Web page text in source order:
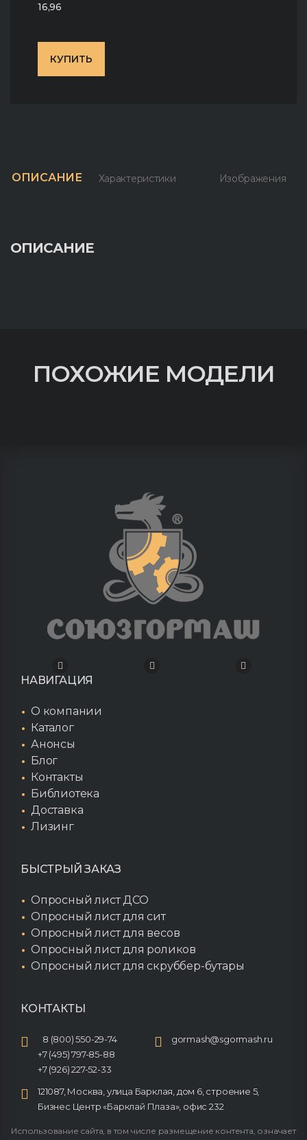
16,96
КУПИТЬ
ОПИСАНИЕ Характеристики Изображения
ОПИСАНИЕ
ПОХОЖИЕ МОДЕЛИ
НАВИГАЦИЯ
О компании
Каталог
Анонсы
Блог
Контакты
Библиотека
Доставка
Лизинг
БЫСТРЫЙ ЗАКАЗ
Опросный лист ДСО
Опросный лист для сит
Опросный лист для весов
Опросный лист для роликов
Опросный лист для скруббер-бутары
КОНТАКТЫ
8 (800) 550-29-74
+7 (495) 797-85-88
+7 (926) 227-52-33
gormash@sgormash.ru
121087, Москва, улица Барклая, дом 6, строение 5,
Бизнес Центр «Барклай Плаза», офис 232
Использование сайта, в том числе размещение контента, означает